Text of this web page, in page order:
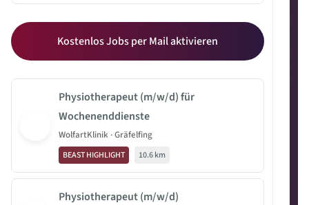
Kostenlos Jobs per Mail aktivieren
Physiotherapeut (m/w/d) für
Wochenenddienste
WolfartKlinik · Gräfelfing
BEAST HIGHLIGHT 10.6 km
Physiotherapeut (m/w/d)